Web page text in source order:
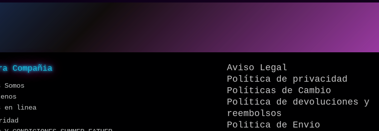
Compañia
Somos
en linea
Aviso Legal
Política de privacidad
Políticas de Cambio
Política de devoluciones y
reembolsos
Politica de Envio